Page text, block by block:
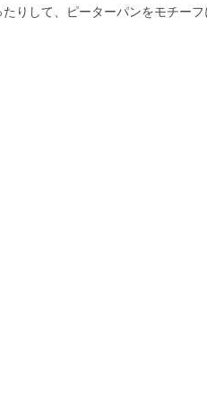
りして、ピーターパンをモチー